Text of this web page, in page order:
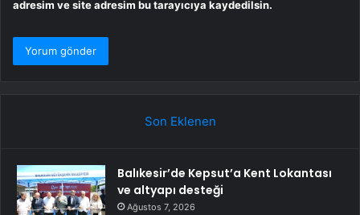
adresim ve site adresim bu tarayıcıya kaydedilsin.
Son Eklenen
Balıkesir’de Kepsut’a Kent Lokantası
ve altyapı desteği
Ağustos 7, 2026